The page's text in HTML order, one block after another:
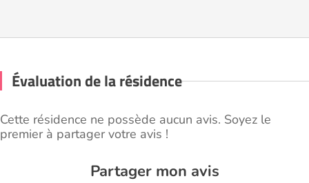
Évaluation de la résidence
Cette résidence ne possède aucun avis. Soyez le
premier à partager votre avis !
Partager mon avis